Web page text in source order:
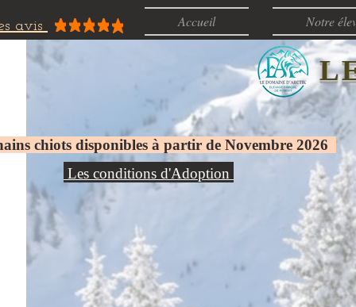
chiots disponibles à partir de Novembre 2026
Les conditions d'Adoption
avis Accueil Notre